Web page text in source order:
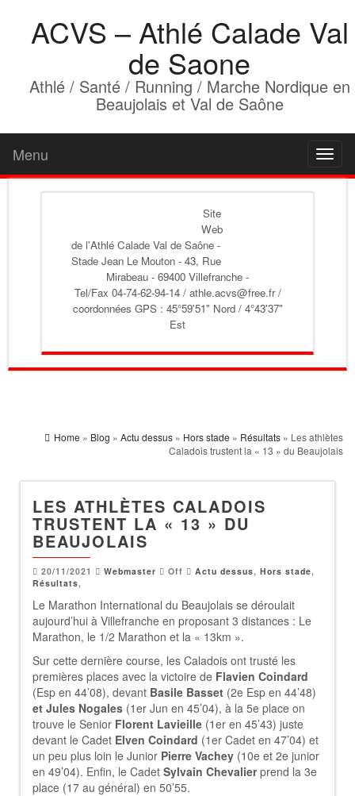
ACVS – Athlé Calade Val
de Saone
Athlé / Santé / Running / Marche Nordique en
Beaujolais et Val de Saône
Menu
Site
Web
de l'Athlé Calade Val de Saône -
Stade Jean Le Mouton - 43, Rue
Mirabeau - 69400 Villefranche -
Tel/Fax 04-74-62-94-14 / athle.acvs@free.fr /
coordonnées GPS : 45°59'51" Nord / 4°43'37"
Est
Home » Blog » Actu dessus » Hors stade » Résultats » Les athlètes
Caladois trustent la « 13 » du Beaujolais
LES ATHLÈTES CALADOIS
TRUSTENT LA « 13 » DU
BEAUJOLAIS
20/11/2021 Webmaster Off Actu dessus, Hors stade,
Résultats,
Le Marathon International du Beaujolais se déroulait
aujourd’hui à Villefranche en proposant 3 distances : Le
Marathon, le 1/2 Marathon et la « 13km ».
Sur cette dernière course, les Caladois ont trusté les
premières places avec la victoire de Flavien Coindard
(Esp en 44’08), devant Basile Basset (2e Esp en 44’48)
et Jules Nogales (1er Jun en 45’04), à la 5e place on
trouve le Senior Florent Lavieille (1er en 45’43) juste
devant le Cadet Elven Coindard (1er Cadet en 47’04) et
un peu plus loin le Junior Pierre Vachey (10e et 2e junior
en 49’04). Enfin, le Cadet Sylvain Chevalierprend la 3e
place (17 au général) en 50’55.